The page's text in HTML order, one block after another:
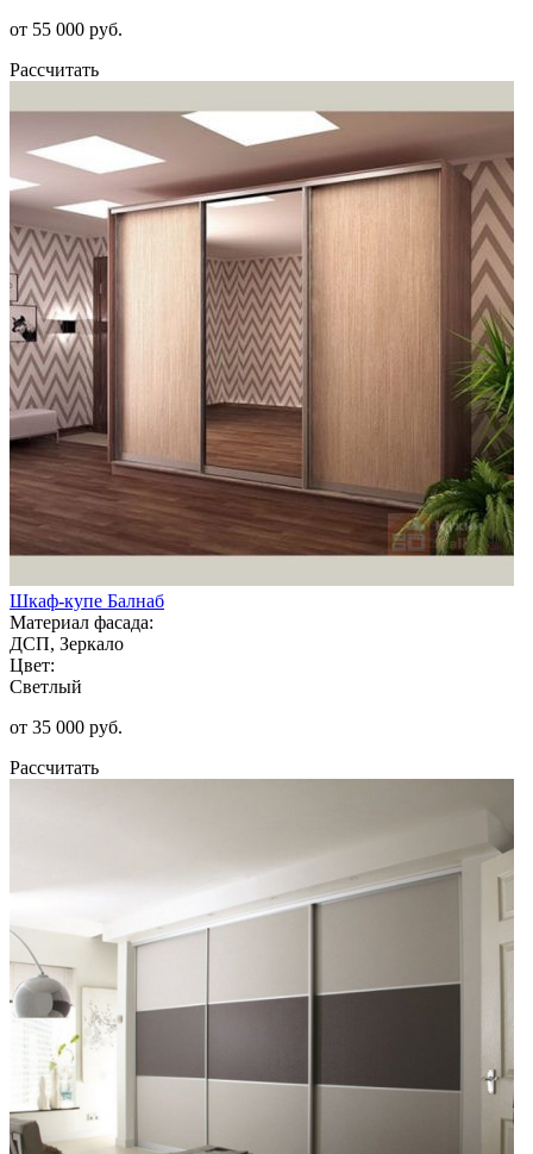
от 55 000 руб.
Рассчитать
Шкаф-купе Балнаб
Материал фасада:
ДСП, Зеркало
Цвет:
Светлый
от 35 000 руб.
Рассчитать